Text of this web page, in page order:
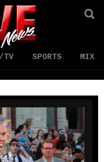
TV SPORTS MIX